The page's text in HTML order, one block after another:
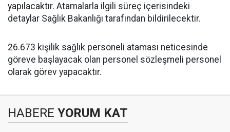
yapılacaktır. Atamalarla ilgili süreç içerisindeki
detaylar Sağlık Bakanlığı tarafından bildirilecektir.
26.673 kişilik sağlık personeli ataması neticesinde
göreve başlayacak olan personel sözleşmeli personel
olarak görev yapacaktır.
HABERE YORUM KAT